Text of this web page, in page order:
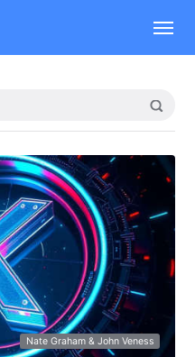
Nate Graham & John Veness